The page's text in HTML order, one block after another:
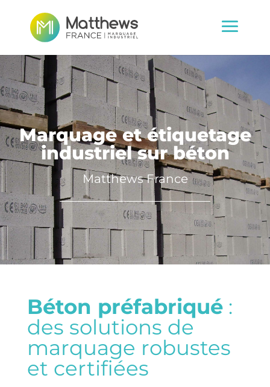
Marquage et étiquetage
industriel sur béton
Matthews France
Béton préfabriqué:
des solutions de
marquage robustes
et certifiées